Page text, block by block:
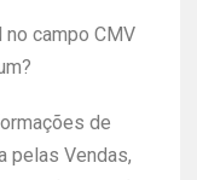
campo CMV
de
pelas Vendas,